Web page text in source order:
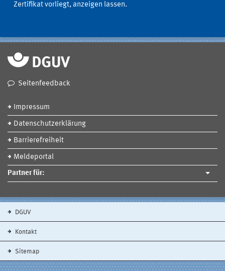
Zertifikat vorliegt, anzeigen lassen.
Seitenfeedback
Impressum
Datenschutzerklärung
Barrierefreiheit
Meldeportal
Partner für:
DGUV
Kontakt
Sitemap